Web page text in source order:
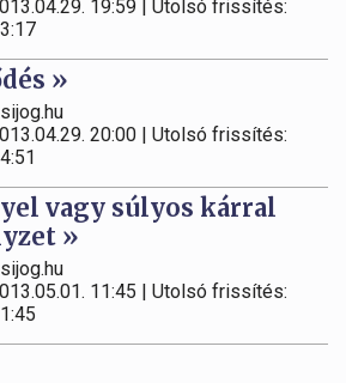
19:59 | Utolsó frissítés:
»
20:00 | Utolsó frissítés:
vagy súlyos kárral
»
11:45 | Utolsó frissítés: